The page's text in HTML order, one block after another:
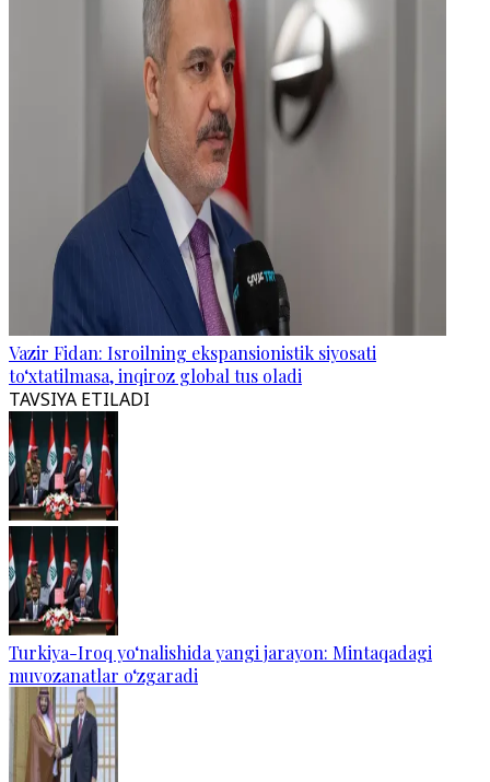
Vazir Fidan: Isroilning ekspansionistik siyosati
to‘xtatilmasa, inqiroz global tus oladi
TAVSIYA ETILADI
Turkiya-Iroq yo‘nalishida yangi jarayon: Mintaqadagi
muvozanatlar o‘zgaradi